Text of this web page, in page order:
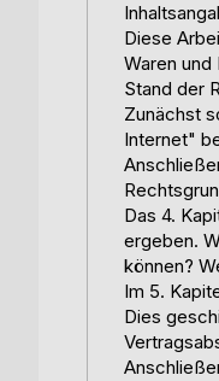
Diese
Waren
Stand der
Zunächst
Internet"
Das 4.
ergeben.
können?
Im 5.
Dies